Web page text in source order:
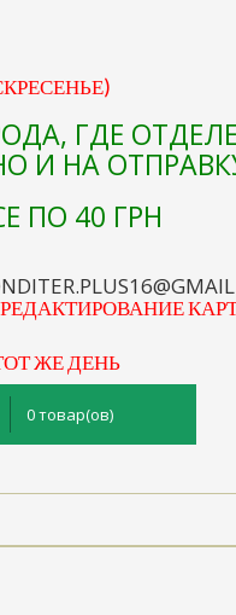
ГДЕ
И НА
ПО 40 ГРН
ЖЕ ДЕНЬ
0 товар(ов)